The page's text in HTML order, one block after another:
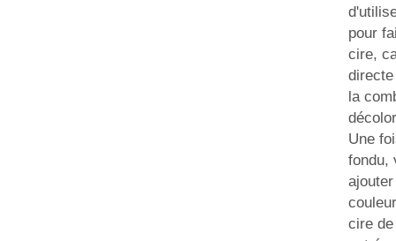
pour
cire,
la
Une
fondu,
cire